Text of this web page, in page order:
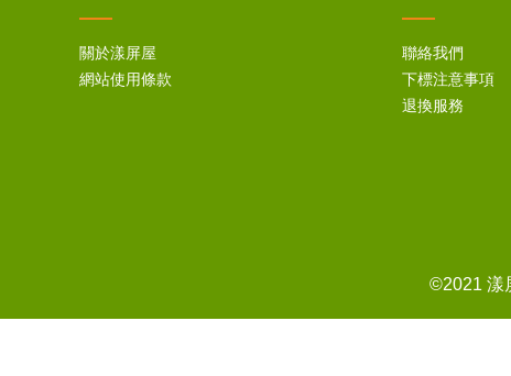
關於漾屏屋
網站使用條款
聯絡我們
下標注意事項
退換服務
©2021